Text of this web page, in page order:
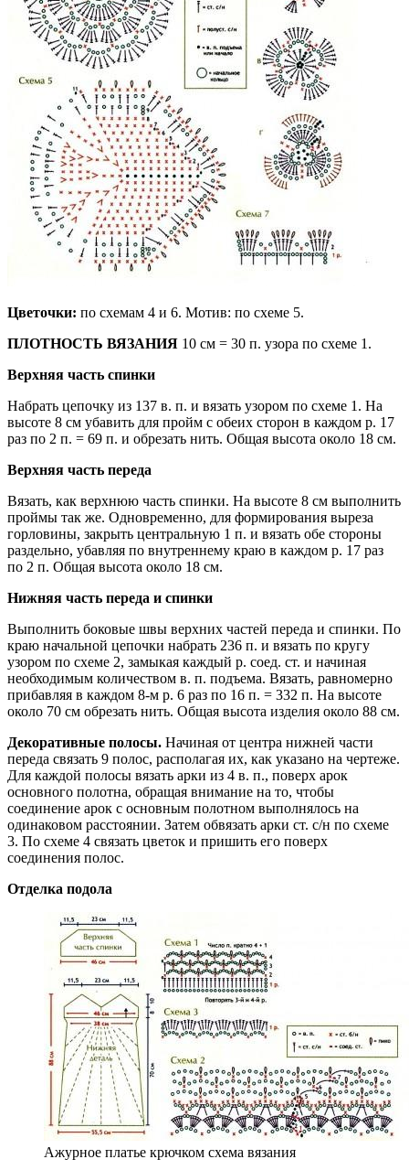
Цветочки: по схемам 4 и 6. Мотив: по схеме 5.
ПЛОТНОСТЬ ВЯЗАНИЯ 10 см = 30 п. узора по схеме 1.
Верхняя часть спинки
Набрать цепочку из 137 в. п. и вязать узором по схеме 1. На
высоте 8 см убавить для пройм с обеих сторон в каждом р. 17
раз по 2 п. = 69 п. и обрезать нить. Общая высота около 18 см.
Верхняя часть переда
Вязать, как верхнюю часть спинки. На высоте 8 см выполнить
проймы так же. Одновременно, для формирования выреза
горловины, закрыть центральную 1 п. и вязать обе стороны
раздельно, убавляя по внутреннему краю в каждом р. 17 раз
по 2 п. Общая высота около 18 см.
Нижняя часть переда и спинки
Выполнить боковые швы верхних частей переда и спинки. По
краю начальной цепочки набрать 236 п. и вязать по кругу
узором по схеме 2, замыкая каждый р. соед. ст. и начиная
необходимым количеством в. п. подъема. Вязать, равномерно
прибавляя в каждом 8-м р. 6 раз по 16 п. = 332 п. На высоте
около 70 см обрезать нить. Общая высота изделия около 88 см.
Декоративные полосы. Начиная от центра нижней части
переда связать 9 полос, располагая их, как указано на чертеже.
Для каждой полосы вязать арки из 4 в. п., поверх арок
основного полотна, обращая внимание на то, чтобы
соединение арок с основным полотном выполнялось на
одинаковом расстоянии. Затем обвязать арки ст. с/н по схеме
3. По схеме 4 связать цветок и пришить его поверх
соединения полос.
Отделка подола
Ажурное платье крючком схема вязания